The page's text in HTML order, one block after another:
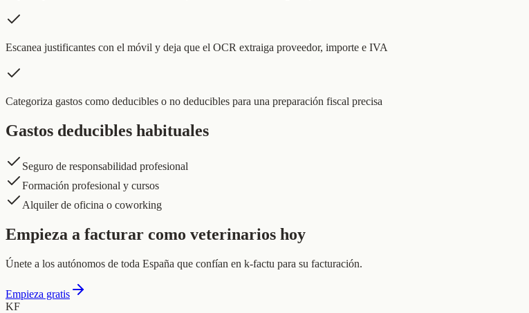
Escanea justificantes con el móvil y deja que el OCR extraiga proveedor, importe e IVA
Categoriza gastos como deducibles o no deducibles para una preparación fiscal precisa
Gastos deducibles habituales
Seguro de responsabilidad profesional
Formación profesional y cursos
Alquiler de oficina o coworking
Empieza a facturar como veterinarios hoy
Únete a los autónomos de toda España que confían en k-factu para su facturación.
Empieza gratis
KF